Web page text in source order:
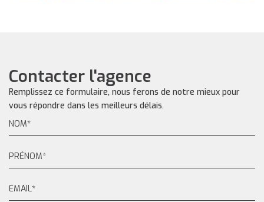
Contacter l'agence
Remplissez ce formulaire, nous ferons de notre mieux pour
vous répondre dans les meilleurs délais.